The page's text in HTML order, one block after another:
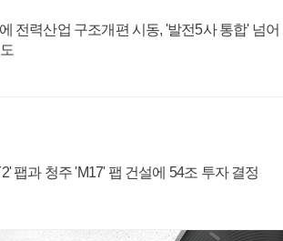
전력산업 구조개편 시동, '발전5사 통합' 넘어
팹과 청주 'M17' 팹 건설에 54조 투자 결정